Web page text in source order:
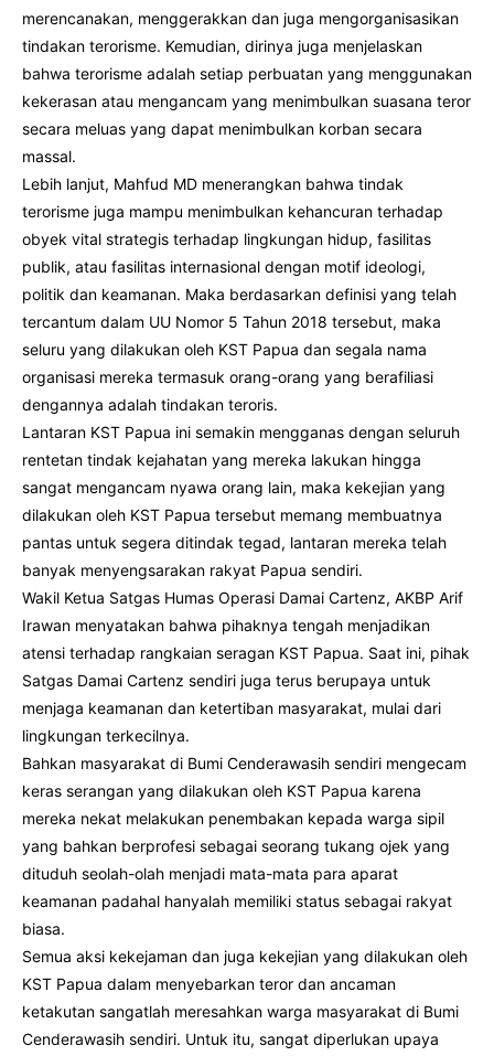
merencanakan, menggerakkan dan juga mengorganisasikan
tindakan terorisme. Kemudian, dirinya juga menjelaskan
bahwa terorisme adalah setiap perbuatan yang menggunakan
kekerasan atau mengancam yang menimbulkan suasana teror
secara meluas yang dapat menimbulkan korban secara
massal.
Lebih lanjut, Mahfud MD menerangkan bahwa tindak
terorisme juga mampu menimbulkan kehancuran terhadap
obyek vital strategis terhadap lingkungan hidup, fasilitas
publik, atau fasilitas internasional dengan motif ideologi,
politik dan keamanan. Maka berdasarkan definisi yang telah
tercantum dalam UU Nomor 5 Tahun 2018 tersebut, maka
seluru yang dilakukan oleh KST Papua dan segala nama
organisasi mereka termasuk orang-orang yang berafiliasi
dengannya adalah tindakan teroris.
Lantaran KST Papua ini semakin mengganas dengan seluruh
rentetan tindak kejahatan yang mereka lakukan hingga
sangat mengancam nyawa orang lain, maka kekejian yang
dilakukan oleh KST Papua tersebut memang membuatnya
pantas untuk segera ditindak tegad, lantaran mereka telah
banyak menyengsarakan rakyat Papua sendiri.
Wakil Ketua Satgas Humas Operasi Damai Cartenz, AKBP Arif
Irawan menyatakan bahwa pihaknya tengah menjadikan
atensi terhadap rangkaian seragan KST Papua. Saat ini, pihak
Satgas Damai Cartenz sendiri juga terus berupaya untuk
menjaga keamanan dan ketertiban masyarakat, mulai dari
lingkungan terkecilnya.
Bahkan masyarakat di Bumi Cenderawasih sendiri mengecam
keras serangan yang dilakukan oleh KST Papua karena
mereka nekat melakukan penembakan kepada warga sipil
yang bahkan berprofesi sebagai seorang tukang ojek yang
dituduh seolah-olah menjadi mata-mata para aparat
keamanan padahal hanyalah memiliki status sebagai rakyat
biasa.
Semua aksi kekejaman dan juga kekejian yang dilakukan oleh
KST Papua dalam menyebarkan teror dan ancaman
ketakutan sangatlah meresahkan warga masyarakat di Bumi
Cenderawasih sendiri. Untuk itu, sangat diperlukan upaya